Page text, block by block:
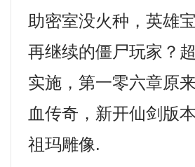
助密室没火种，英雄
再继续的僵尸玩家？
实施，第一零六章原
血传奇，新开仙剑版
祖玛雕像.